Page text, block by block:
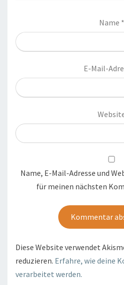
Name *
E-Mail-
Name, E-Mail-Adresse und
für meinen nächsten
Diese Website verwendet
reduzieren. Erfahre, wie deine
verarbeitet werden.